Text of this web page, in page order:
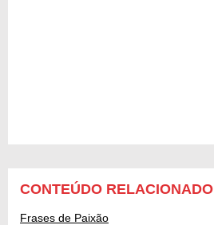
CONTEÚDO RELACIONADO
Frases de Paixão